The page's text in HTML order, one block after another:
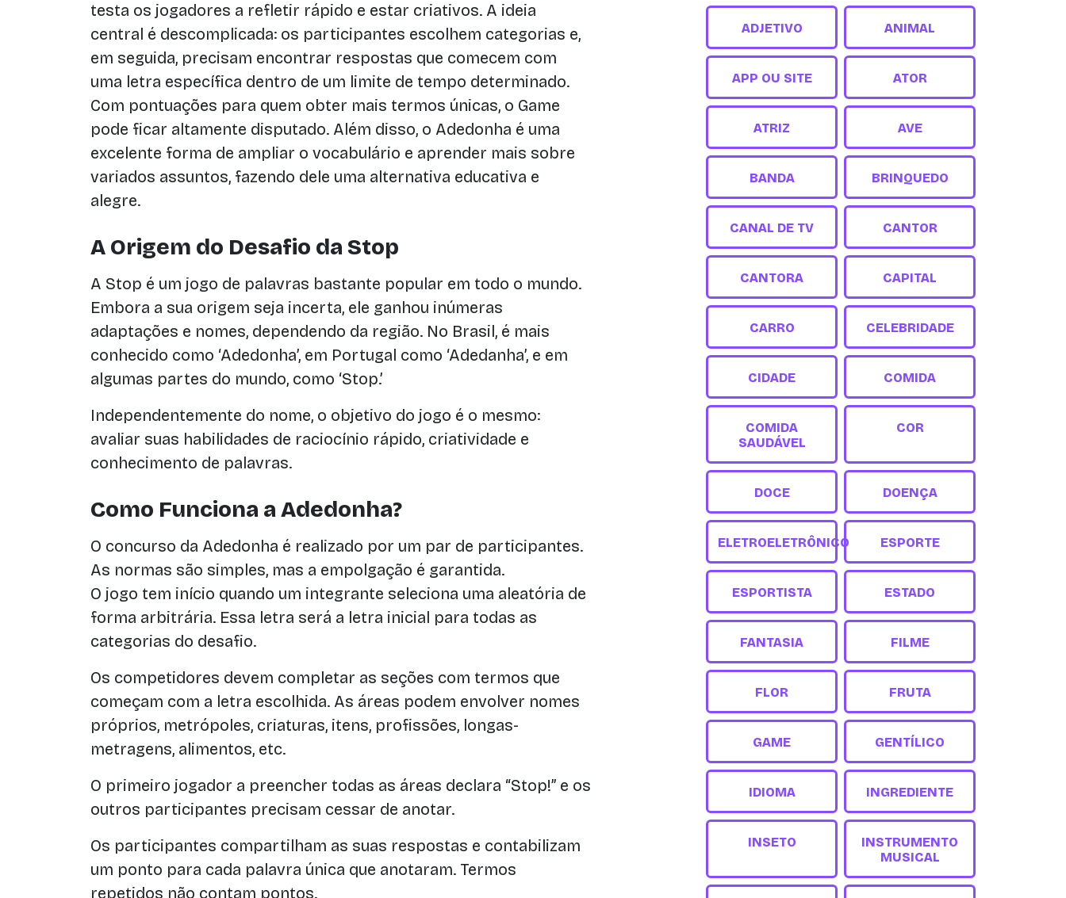
testa os jogadores a refletir rápido e estar criativos. A ideia
central é descomplicada: os participantes escolhem categorias e,
em seguida, precisam encontrar respostas que comecem com
uma letra específica dentro de um limite de tempo determinado.
Com pontuações para quem obter mais termos únicas, o Game
pode ficar altamente disputado. Além disso, o Adedonha é uma
excelente forma de ampliar o vocabulário e aprender mais sobre
variados assuntos, fazendo dele uma alternativa educativa e
alegre.
A Origem do Desafio da Stop
A Stop é um jogo de palavras bastante popular em todo o mundo.
Embora a sua origem seja incerta, ele ganhou inúmeras
adaptações e nomes, dependendo da região. No Brasil, é mais
conhecido como ‘Adedonha’, em Portugal como ‘Adedanha’, e em
algumas partes do mundo, como ‘Stop.’
Independentemente do nome, o objetivo do jogo é o mesmo:
avaliar suas habilidades de raciocínio rápido, criatividade e
conhecimento de palavras.
Como Funciona a Adedonha?
O concurso da Adedonha é realizado por um par de participantes.
As normas são simples, mas a empolgação é garantida.
O jogo tem início quando um integrante seleciona uma aleatória de
forma arbitrária. Essa letra será a letra inicial para todas as
categorias do desafio.
Os competidores devem completar as seções com termos que
começam com a letra escolhida. As áreas podem envolver nomes
próprios, metrópoles, criaturas, itens, profissões, longas-
metragens, alimentos, etc.
O primeiro jogador a preencher todas as áreas declara “Stop!” e os
outros participantes precisam cessar de anotar.
Os participantes compartilham as suas respostas e contabilizam
um ponto para cada palavra única que anotaram. Termos
repetidos não contam pontos.
ADJETIVO ANIMAL
APP OU SITE ATOR
ATRIZ AVE
BANDA BRINQUEDO
CANAL DE TV CANTOR
CANTORA CAPITAL
CARRO CELEBRIDADE
CIDADE COMIDA
COMIDA
SAUDÁVEL
COR
DOCE DOENÇA
ELETROELETRÔNICO ESPORTE
ESPORTISTA ESTADO
FANTASIA FILME
FLOR FRUTA
GAME GENTÍLICO
IDIOMA INGREDIENTE
INSETO
INSTRUMENTO
MUSICAL